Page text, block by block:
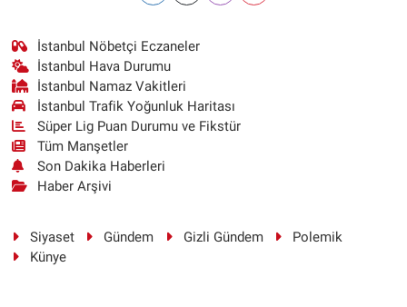
İstanbul Nöbetçi Eczaneler
İstanbul Hava Durumu
İstanbul Namaz Vakitleri
İstanbul Trafik Yoğunluk Haritası
Süper Lig Puan Durumu ve Fikstür
Tüm Manşetler
Son Dakika Haberleri
Haber Arşivi
Siyaset Gündem Gizli Gündem
Polemik
Künye